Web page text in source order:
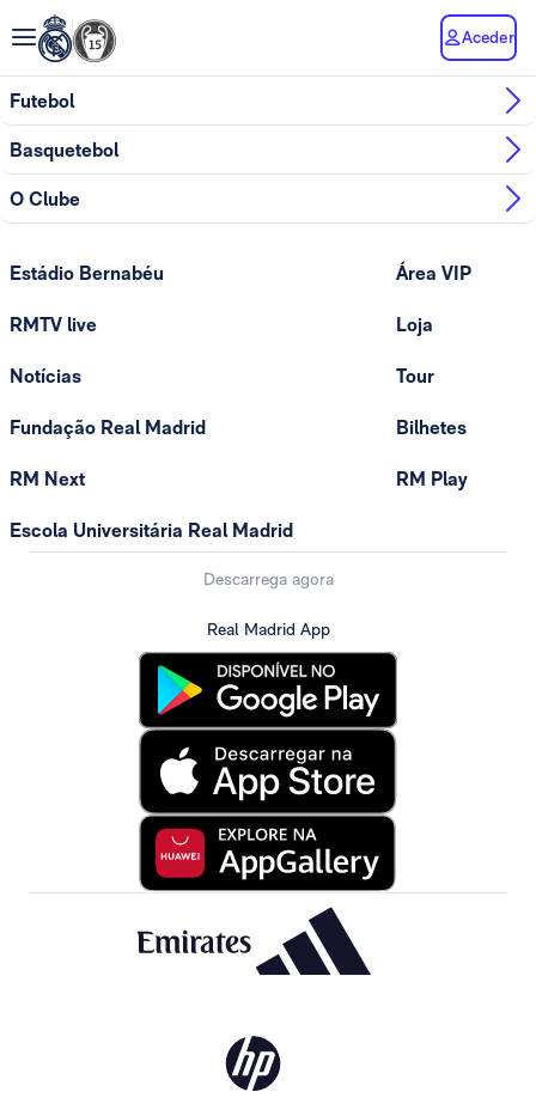
Aceder
Futebol
Basquetebol
O Clube
Estádio Bernabéu
RMTV live
Notícias
Fundação Real Madrid
RM Next
Escola Universitária Real Madrid
Área VIP
Loja
Tour
Bilhetes
RM Play
Descarrega agora
Real Madrid App